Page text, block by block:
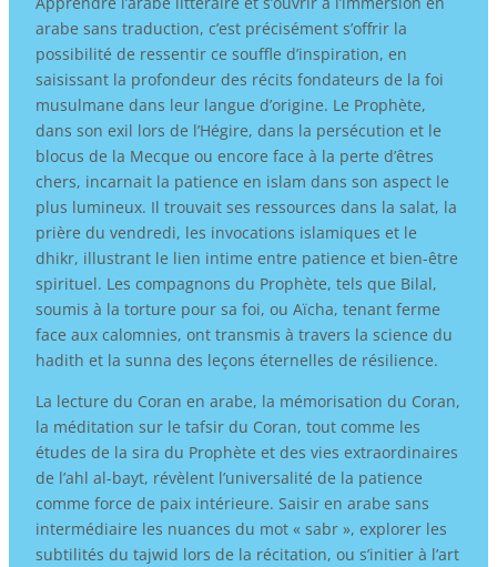
arabe sans traduction, c’est précisément s’offrir la
possibilité de ressentir ce souffle d’inspiration, en
saisissant la profondeur des récits fondateurs de la foi
musulmane dans leur langue d’origine. Le Prophète,
dans son exil lors de l’Hégire, dans la persécution et le
blocus de la Mecque ou encore face à la perte d’êtres
chers, incarnait la patience en islam dans son aspect le
plus lumineux. Il trouvait ses ressources dans la salat, la
prière du vendredi, les invocations islamiques et le
dhikr, illustrant le lien intime entre patience et bien-être
spirituel. Les compagnons du Prophète, tels que Bilal,
soumis à la torture pour sa foi, ou Aïcha, tenant ferme
face aux calomnies, ont transmis à travers la science du
hadith et la sunna des leçons éternelles de résilience.
La lecture du Coran en arabe, la mémorisation du Coran,
la méditation sur le tafsir du Coran, tout comme les
études de la sira du Prophète et des vies extraordinaires
de l’ahl al-bayt, révèlent l’universalité de la patience
comme force de paix intérieure. Saisir en arabe sans
intermédiaire les nuances du mot « sabr », explorer les
subtilités du tajwid lors de la récitation, ou s’initier à l’art